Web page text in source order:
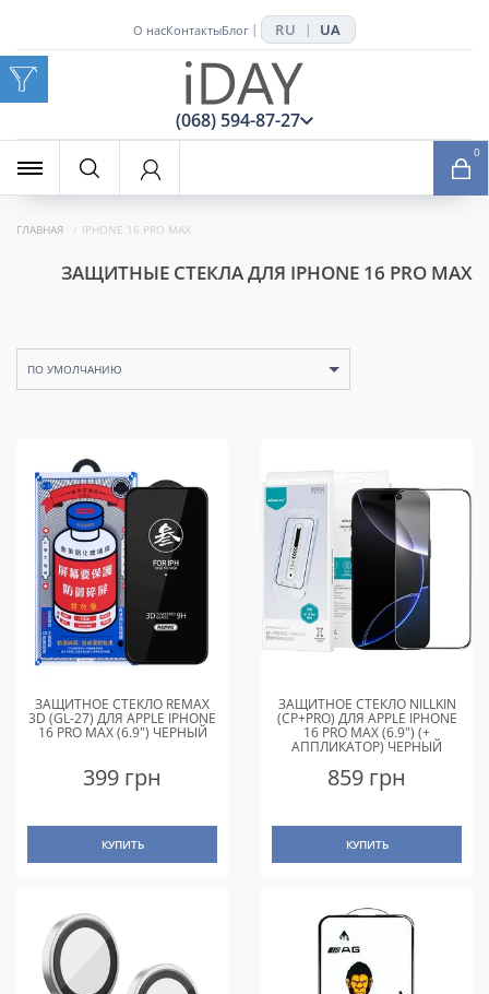
x
О насКонтактыБлог | RU | UA
(068) 594-87-27
0
ГЛАВНАЯ IPHONE 16 PRO MAX
ЗАЩИТНЫЕ СТЕКЛА ДЛЯ IPHONE 16 PRO MAX
ПО УМОЛЧАНИЮ
ЗАЩИТНОЕ СТЕКЛО REMAX
3D (GL-27) ДЛЯ APPLE IPHONE
16 PRO MAX (6.9") ЧЕРНЫЙ
399 грн
КУПИТЬ
ЗАЩИТНОЕ СТЕКЛО NILLKIN
(CP+PRO) ДЛЯ APPLE IPHONE
16 PRO MAX (6.9") (+
АППЛИКАТОР) ЧЕРНЫЙ
859 грн
КУПИТЬ